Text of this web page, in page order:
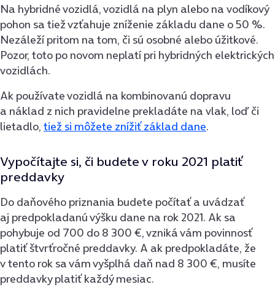
Na hybridné vozidlá, vozidlá na plyn alebo na vodíkový
pohon sa tiež vzťahuje zníženie základu dane o 50 %.
Nezáleží pritom na tom, či sú osobné alebo úžitkové.
Pozor, toto po novom neplatí pri hybridných elektrických
vozidlách.
Ak používate vozidlá na kombinovanú dopravu
a náklad z nich pravidelne prekladáte na vlak, loď či
lietadlo, tiež si môžete znížiť základ dane.
Vypočítajte si, či budete v roku 2021 platiť
preddavky
Do daňového priznania budete počítať a uvádzať
aj predpokladanú výšku dane na rok 2021. Ak sa
pohybuje od 700 do 8 300 €, vzniká vám povinnosť
platiť štvrťročné preddavky. A ak predpokladáte, že
v tento rok sa vám vyšplhá daň nad 8 300 €, musíte
preddavky platiť každý mesiac.